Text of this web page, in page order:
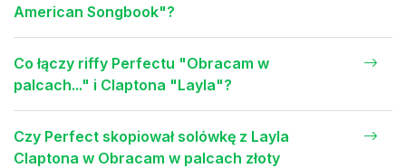
American Songbook"?
Co łączy riffy Perfectu "Obracam w
palcach..." i Claptona "Layla"?
Czy Perfect skopiował solówkę z Layla
Claptona w Obracam w palcach złoty